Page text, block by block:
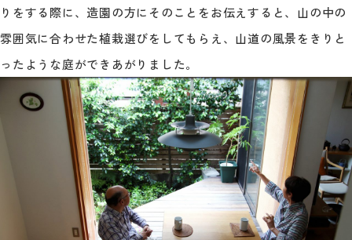
りをする際に、造園の方にそのことをお伝えすると、山の中の
雰囲気に合わせた植栽選びをしてもらえ、山道の風景をきりと
ったような庭ができあがりました。